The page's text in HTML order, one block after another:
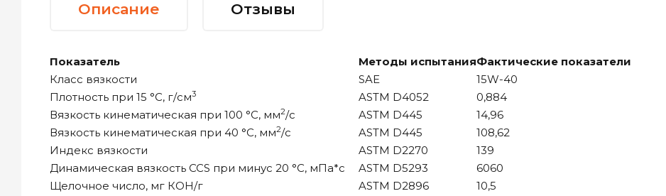
Описание Отзывы
Показатель Методы испытанияФактические показатели
Класс вязкости
SAE
15W-40
Плотность при 15 °С, г/см3 ASTM D4052
0,884
Вязкость кинематическая при 100 °С, мм2/с ASTM D445
14,96
Вязкость кинематическая при 40 °С, мм2/с ASTM D445
108,62
Индекс вязкости
ASTM D2270
139
Динамическая вязкость CCS при минус 20 °С, мПа*с
ASTM D5293
6060
Щелочное число, мг КОН/г
ASTM D2896
10,5